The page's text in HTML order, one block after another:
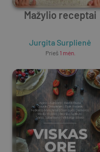
Mažylio receptai
Jurgita Surplienė
Prieš 1 mėn.